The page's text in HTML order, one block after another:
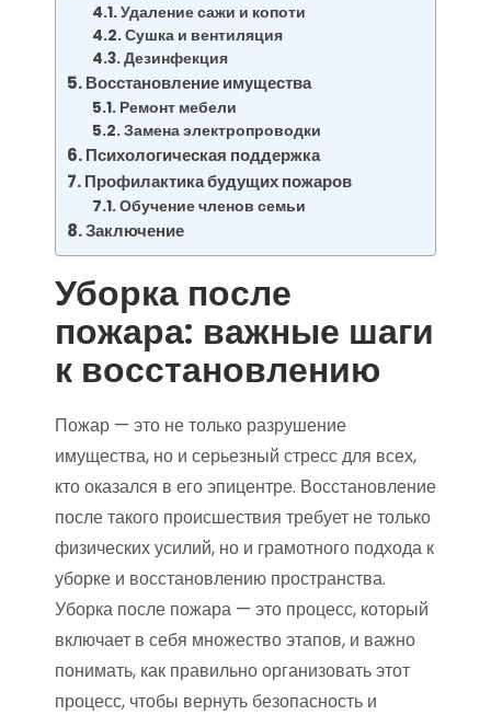
Удаление сажи и копоти
Сушка и вентиляция
Дезинфекция
Восстановление имущества
Ремонт мебели
Замена электропроводки
Психологическая поддержка
Профилактика будущих пожаров
Обучение членов семьи
Заключение
Уборка после
пожара: важные шаги
к восстановлению
Пожар — это не только разрушение
имущества, но и серьезный стресс для всех,
кто оказался в его эпицентре. Восстановление
после такого происшествия требует не только
физических усилий, но и грамотного подхода к
уборке и восстановлению пространства.
Уборка после пожара — это процесс, который
включает в себя множество этапов, и важно
понимать, как правильно организовать этот
процесс, чтобы вернуть безопасность и